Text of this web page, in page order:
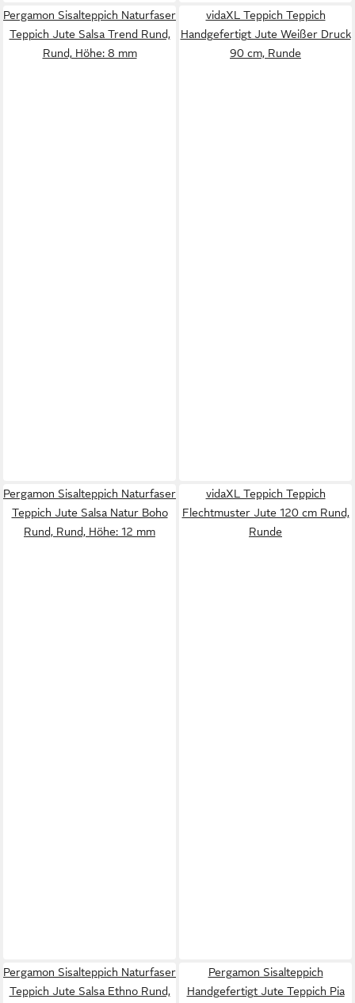
Pergamon Sisalteppich Naturfaser
Teppich Jute Salsa Trend Rund,
Rund, Höhe: 8 mm
vidaXL Teppich Teppich
Handgefertigt Jute Weißer Druck
90 cm, Runde
Pergamon Sisalteppich Naturfaser
Teppich Jute Salsa Natur Boho
Rund, Rund, Höhe: 12 mm
vidaXL Teppich Teppich
Flechtmuster Jute 120 cm Rund,
Runde
Pergamon Sisalteppich Naturfaser
Teppich Jute Salsa Ethno Rund,
Pergamon Sisalteppich
Handgefertigt Jute Teppich Pia